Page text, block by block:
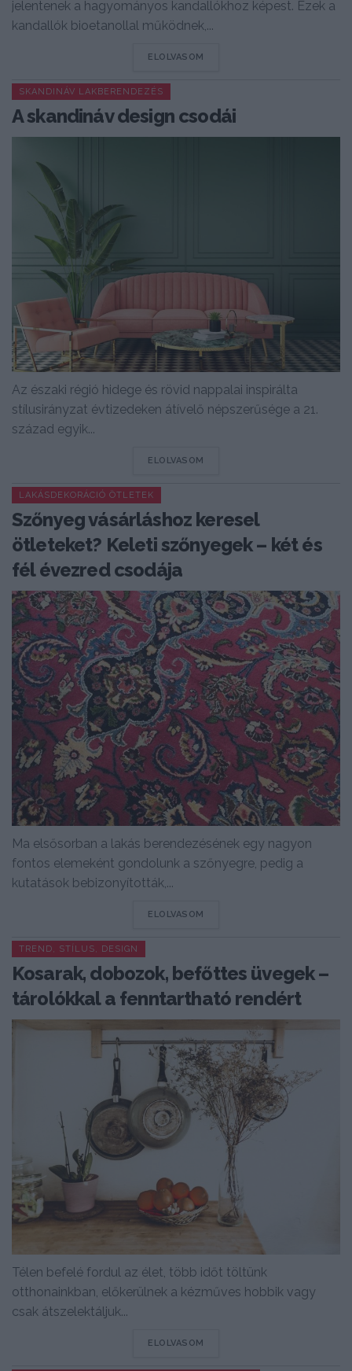
jelentenek a hagyományos kandallókhoz képest. Ezek a
kandallók bioetanollal működnek,...
ELOLVASOM
SKANDINÁV LAKBERENDEZÉS
A skandináv design csodái
Az északi régió hidege és rövid nappalai inspirálta
stílusirányzat évtizedeken átívelő népszerűsége a 21.
század egyik...
ELOLVASOM
LAKÁSDEKORÁCIÓ ÖTLETEK
Szőnyeg vásárláshoz keresel
ötleteket? Keleti szőnyegek – két és
fél évezred csodája
Ma elsősorban a lakás berendezésének egy nagyon
fontos elemeként gondolunk a szőnyegre, pedig a
kutatások bebizonyították,...
ELOLVASOM
TREND, STÍLUS, DESIGN
Kosarak, dobozok, befőttes üvegek –
tárolókkal a fenntartható rendért
Télen befelé fordul az élet, több időt töltünk
otthonainkban, előkerülnek a kézműves hobbik vagy
csak átszelektáljuk...
ELOLVASOM